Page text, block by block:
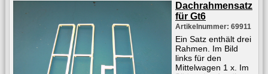
Dachrahmensatz
für Gt6
Artikelnummer: 69911
Ein Satz enthält drei
Rahmen. Im Bild
links für den
Mittelwagen 1 x. Im